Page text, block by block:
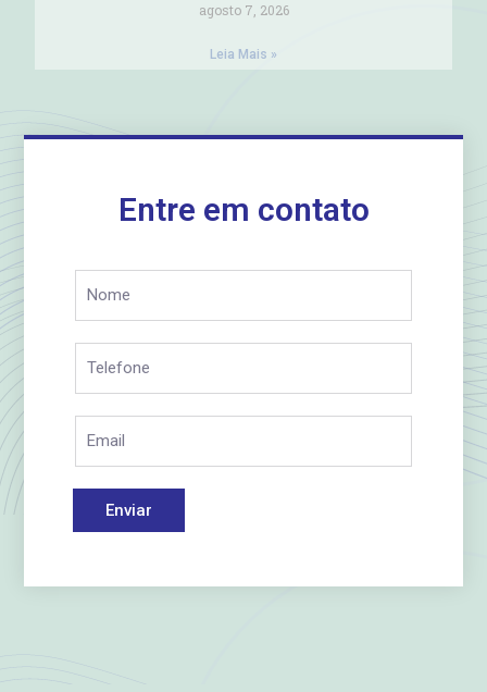
agosto 7, 2026
Leia Mais »
Entre em contato
Enviar